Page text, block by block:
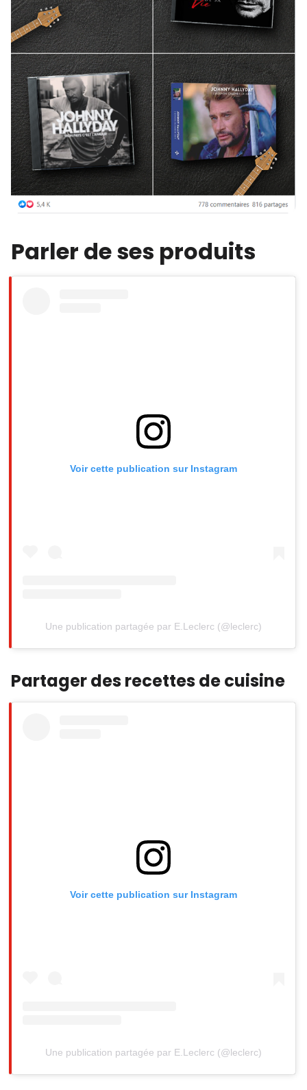
Parler de ses produits
Voir cette publication sur Instagram
Une publication partagée par E.Leclerc (@leclerc)
Partager des recettes de cuisine
Voir cette publication sur Instagram
Une publication partagée par E.Leclerc (@leclerc)